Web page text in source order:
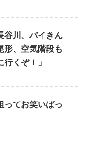
谷川、バイきん
形、空気階段も
くぞ！」
ってお笑いばっ